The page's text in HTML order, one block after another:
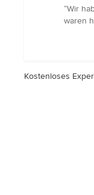
5
“Wir
waren
Kostenloses